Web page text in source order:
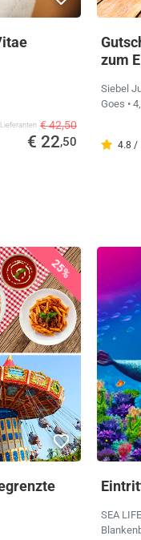
€ 42,50
€ 22,50
zum
Siebel
Goes •
4.8 /
25%
SEA